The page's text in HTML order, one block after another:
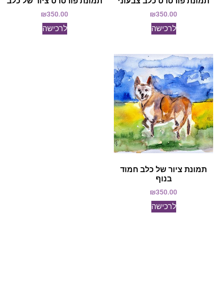
₪350.00
לרכישה
₪350.00
לרכישה
תמונת ציור של כלב חמוד
בנוף
₪350.00
לרכישה